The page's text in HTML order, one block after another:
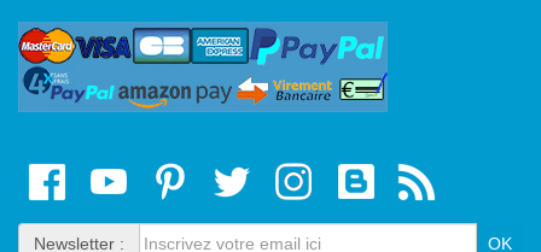
Newsletter :